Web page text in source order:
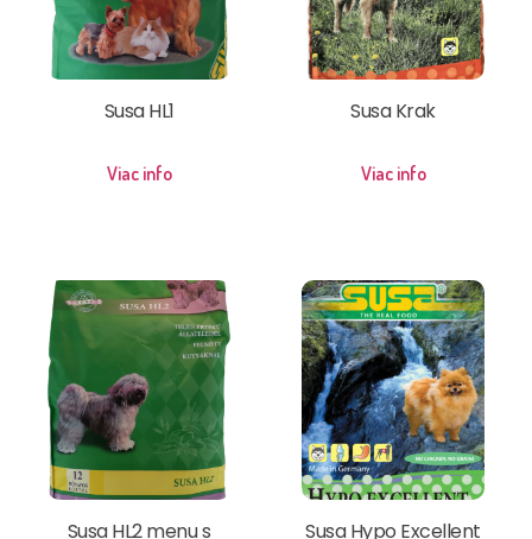
Susa HL1
Viac info
Susa Krak
Viac info
Susa HL2 menu s Susa Hypo Excellent